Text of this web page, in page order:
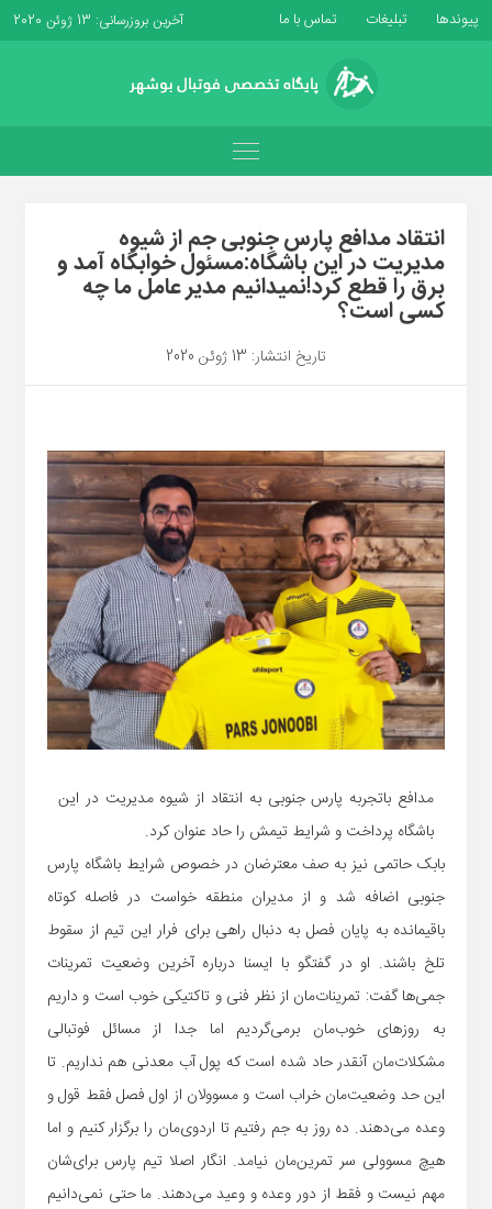
پیوندها تبلیغات تماس با ما آخرین بروزرسانی: 13 ژوئن 2020
انتقاد مدافع پارس جنوبی جم از شیوه
مدیریت در این باشگاه:مسئول خوابگاه آمد و
برق را قطع کرد!نمیدانیم مدیر عامل ما چه
کسی است؟
تاریخ انتشار: 13 ژوئن 2020
مدافع باتجربه پارس جنوبی به انتقاد از شیوه مدیریت در این
باشگاه پرداخت و شرایط تیمش را حاد عنوان کرد.
بابک حاتمی نیز به صف معترضان در خصوص شرایط باشگاه پارس
جنوبی اضافه شد و از مدیران منطقه خواست در فاصله کوتاه
باقیمانده به پایان فصل به دنبال راهی برای فرار این تیم از سقوط
تلخ باشند. او در گفتگو با ایسنا درباره آخرین وضعیت تمرینات
جمی‌ها گفت: تمرینات‌مان از نظر فنی و تاکتیکی خوب است و داریم
به روزهای خوب‌مان برمی‌گردیم اما جدا از مسائل فوتبالی
مشکلات‌مان آنقدر حاد شده است که پول آب معدنی هم نداریم. تا
این حد وضعیت‌مان خراب است و مسوولان از اول فصل فقط قول و
وعده می‌دهند. ده روز به جم رفتیم تا اردوی‌مان را برگزار کنیم و اما
هیچ مسوولی سر تمرین‌مان نیامد. انگار اصلا تیم پارس برای‌شان
مهم نیست و فقط از دور وعده و وعید می‌دهند. ما حتی نمی‌دانیم